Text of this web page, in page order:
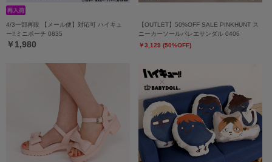
4/3一部再販 【メール便】対応可 ハイキュ
ー!!ミニポーチ 0835
￥1,980
【OUTLET】50%OFF SALE PINKHUNT ス
ニーカーソールバレエサンダル 0406
￥3,129 (50%OFF)